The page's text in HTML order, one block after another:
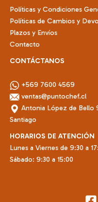
Políticas y Condiciones
Políticas de Cambios y
Plazos y Envíos
Contacto
CONTÁCTANOS
+569 7600 4569
ventas@puntochef.cl
Antonia López de Bello
Santiago
HORARIOS DE ATENCIÓN
Lunes a Viernes de 9:30 a
Sábado: 9:30 a 15:00